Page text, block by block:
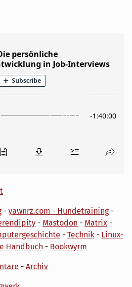
- yawnrz.com - Hundetraining-
- Mastodon - Matrix -
- Technik - Linux-
Handbuch - Bookwyrm
- Archiv